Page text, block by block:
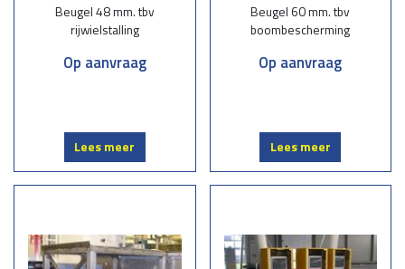
Beugel 48 mm. tbv
rijwielstalling
Op aanvraag
Lees meer
Beugel 60 mm. tbv
boombescherming
Op aanvraag
Lees meer